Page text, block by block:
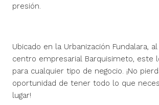
presión.
Ubicado en la Urbanización Fundalara,
centro empresarial Barquisimeto, este
para cualquier tipo de negocio. ¡No
oportunidad de tener todo lo que
lugar!